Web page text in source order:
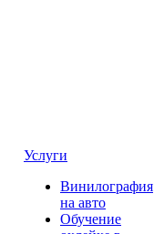
Услуги
Винилография
на авто
Обучение